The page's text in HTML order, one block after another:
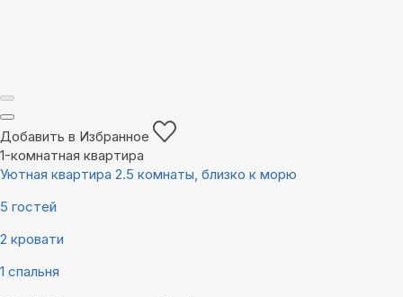
Добавить в Избранное
1-комнатная квартира
Уютная квартира 2.5 комнаты, близко к морю
5 гостей
2 кровати
1 спальня